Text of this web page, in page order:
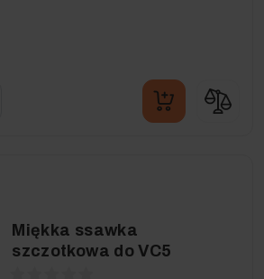
Miękka ssawka
szczotkowa do VC5